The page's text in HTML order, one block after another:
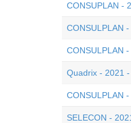
CONSUPLAN -
CONSULPLAN
CONSULPLAN
Quadrix - 2021
CONSULPLAN
SELECON -